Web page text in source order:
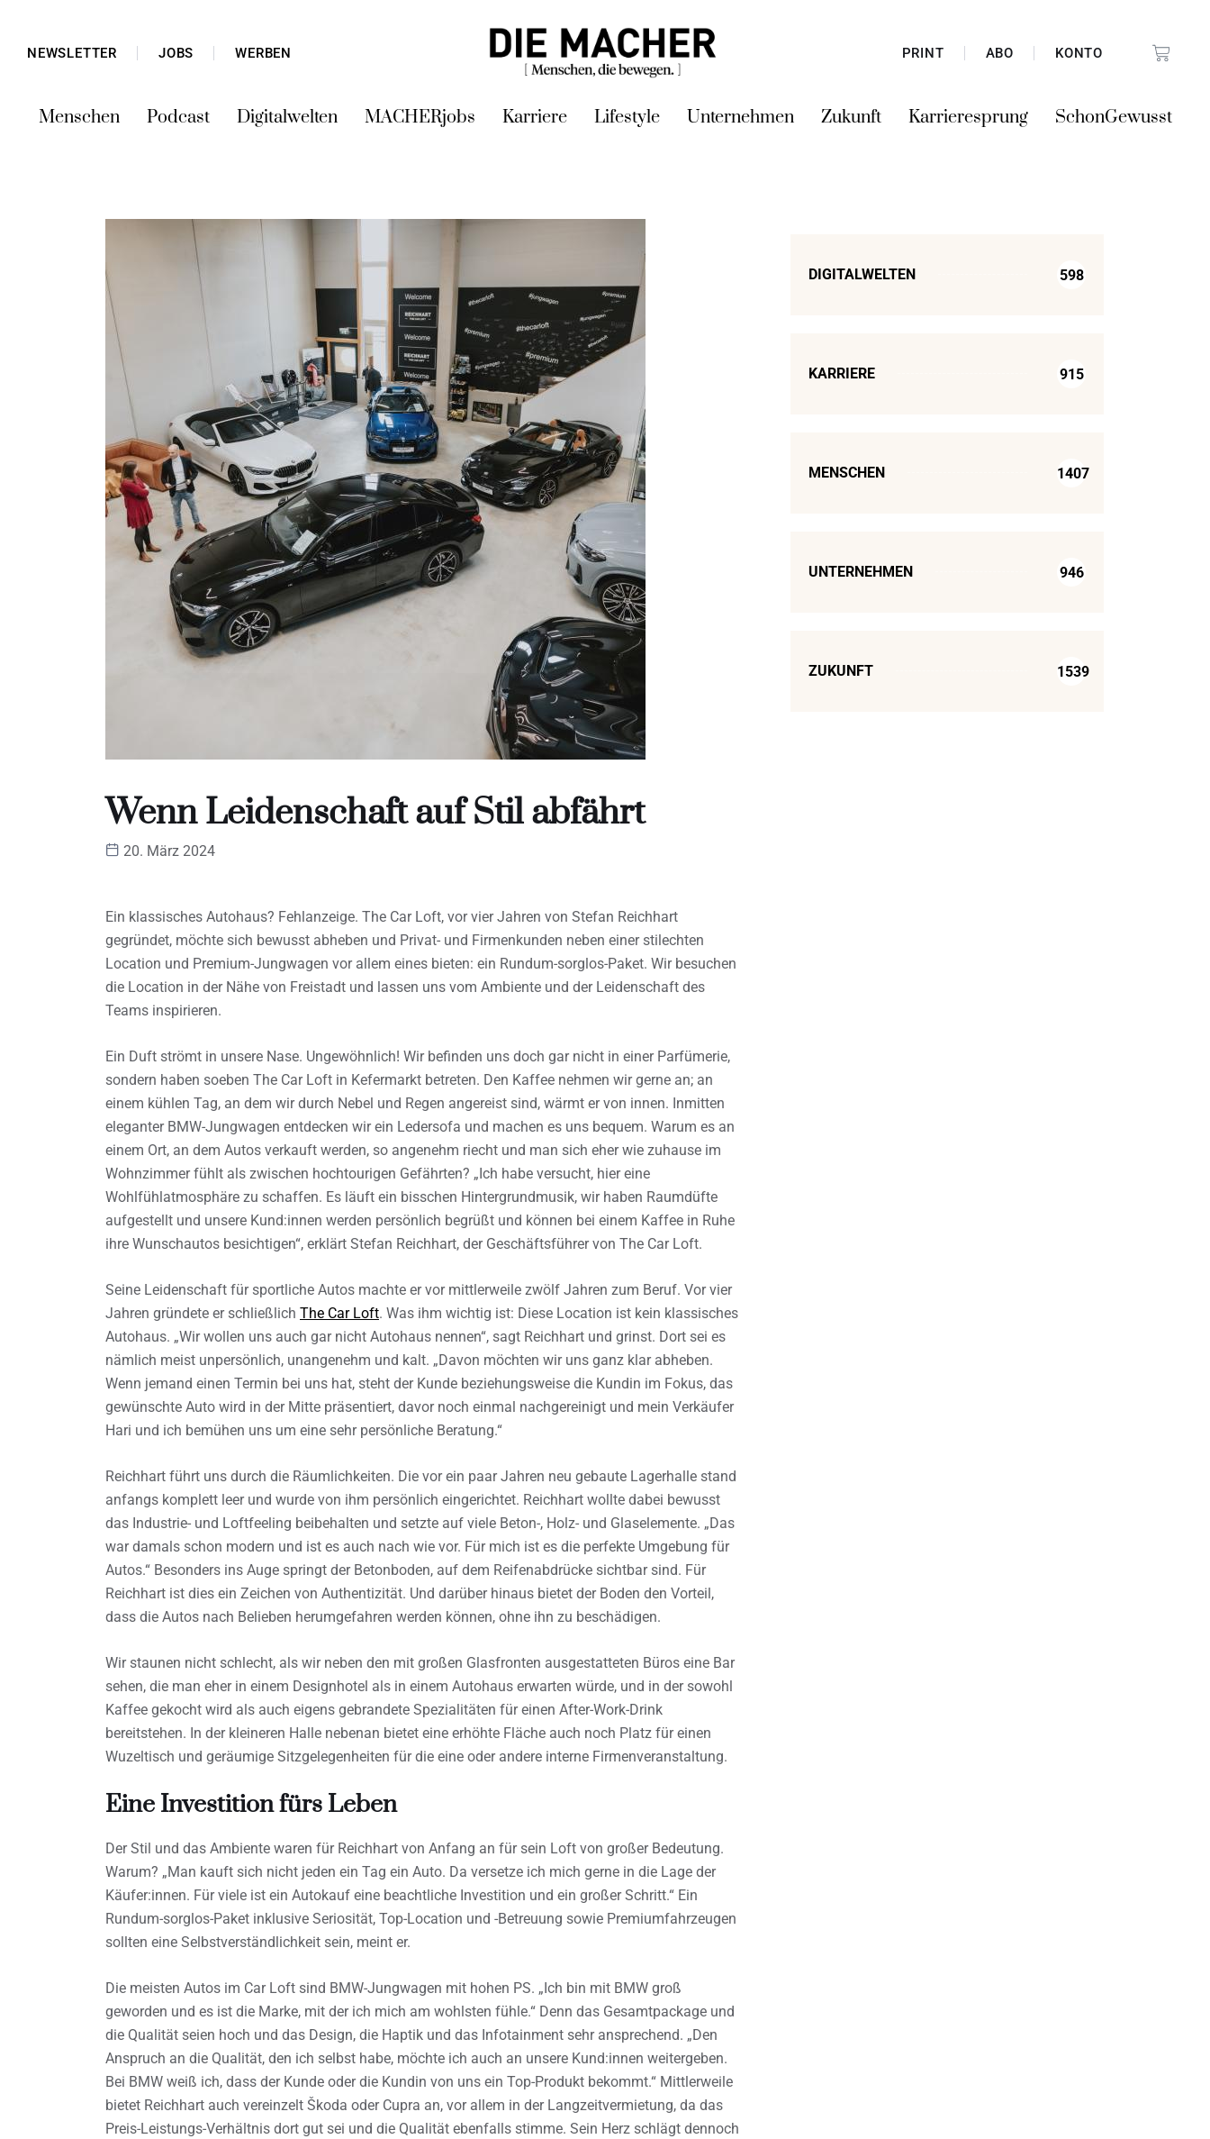
NEWSLETTER JOBS WERBEN PRINT ABO KONTO
Menschen Podcast Digitalwelten MACHERjobs Karriere Lifestyle Unternehmen Zukunft Karrieresprung SchonGewusst
Wenn Leidenschaft auf Stil abfährt
20. März 2024
Ein klassisches Autohaus? Fehlanzeige. The Car Loft, vor vier Jahren von Stefan Reichhart
gegründet, möchte sich bewusst abheben und Privat- und Firmenkunden neben einer stilechten
Location und Premium-Jungwagen vor allem eines bieten: ein Rundum-sorglos-Paket. Wir besuchen
die Location in der Nähe von Freistadt und lassen uns vom Ambiente und der Leidenschaft des
Teams inspirieren.
Ein Duft strömt in unsere Nase. Ungewöhnlich! Wir befinden uns doch gar nicht in einer Parfümerie,
sondern haben soeben The Car Loft in Kefermarkt betreten. Den Kaffee nehmen wir gerne an; an
einem kühlen Tag, an dem wir durch Nebel und Regen angereist sind, wärmt er von innen. Inmitten
eleganter BMW-Jungwagen entdecken wir ein Ledersofa und machen es uns bequem. Warum es an
einem Ort, an dem Autos verkauft werden, so angenehm riecht und man sich eher wie zuhause im
Wohnzimmer fühlt als zwischen hochtourigen Gefährten? „Ich habe versucht, hier eine
Wohlfühlatmosphäre zu schaffen. Es läuft ein bisschen Hintergrundmusik, wir haben Raumdüfte
aufgestellt und unsere Kund:innen werden persönlich begrüßt und können bei einem Kaffee in Ruhe
ihre Wunschautos besichtigen“, erklärt Stefan Reichhart, der Geschäftsführer von The Car Loft.
Seine Leidenschaft für sportliche Autos machte er vor mittlerweile zwölf Jahren zum Beruf. Vor vier
Jahren gründete er schließlich The Car Loft. Was ihm wichtig ist: Diese Location ist kein klassisches
Autohaus. „Wir wollen uns auch gar nicht Autohaus nennen“, sagt Reichhart und grinst. Dort sei es
nämlich meist unpersönlich, unangenehm und kalt. „Davon möchten wir uns ganz klar abheben.
Wenn jemand einen Termin bei uns hat, steht der Kunde beziehungsweise die Kundin im Fokus, das
gewünschte Auto wird in der Mitte präsentiert, davor noch einmal nachgereinigt und mein Verkäufer
Hari und ich bemühen uns um eine sehr persönliche Beratung.“
Reichhart führt uns durch die Räumlichkeiten. Die vor ein paar Jahren neu gebaute Lagerhalle stand
anfangs komplett leer und wurde von ihm persönlich eingerichtet. Reichhart wollte dabei bewusst
das Industrie- und Loftfeeling beibehalten und setzte auf viele Beton-, Holz- und Glaselemente. „Das
war damals schon modern und ist es auch nach wie vor. Für mich ist es die perfekte Umgebung für
Autos.“ Besonders ins Auge springt der Betonboden, auf dem Reifenabdrücke sichtbar sind. Für
Reichhart ist dies ein Zeichen von Authentizität. Und darüber hinaus bietet der Boden den Vorteil,
dass die Autos nach Belieben herumgefahren werden können, ohne ihn zu beschädigen.
Wir staunen nicht schlecht, als wir neben den mit großen Glasfronten ausgestatteten Büros eine Bar
sehen, die man eher in einem Designhotel als in einem Autohaus erwarten würde, und in der sowohl
Kaffee gekocht wird als auch eigens gebrandete Spezialitäten für einen After-Work-Drink
bereitstehen. In der kleineren Halle nebenan bietet eine erhöhte Fläche auch noch Platz für einen
Wuzeltisch und geräumige Sitzgelegenheiten für die eine oder andere interne Firmenveranstaltung.
Eine Investition fürs Leben
Der Stil und das Ambiente waren für Reichhart von Anfang an für sein Loft von großer Bedeutung.
Warum? „Man kauft sich nicht jeden ein Tag ein Auto. Da versetze ich mich gerne in die Lage der
Käufer:innen. Für viele ist ein Autokauf eine beachtliche Investition und ein großer Schritt.“ Ein
Rundum-sorglos-Paket inklusive Seriosität, Top-Location und -Betreuung sowie Premiumfahrzeugen
sollten eine Selbstverständlichkeit sein, meint er.
Die meisten Autos im Car Loft sind BMW-Jungwagen mit hohen PS. „Ich bin mit BMW groß
geworden und es ist die Marke, mit der ich mich am wohlsten fühle.“ Denn das Gesamtpackage und
die Qualität seien hoch und das Design, die Haptik und das Infotainment sehr ansprechend. „Den
Anspruch an die Qualität, den ich selbst habe, möchte ich auch an unsere Kund:innen weitergeben.
Bei BMW weiß ich, dass der Kunde oder die Kundin von uns ein Top-Produkt bekommt.“ Mittlerweile
bietet Reichhart auch vereinzelt Škoda oder Cupra an, vor allem in der Langzeitvermietung, da das
Preis-Leistungs-Verhältnis dort gut sei und die Qualität ebenfalls stimme. Sein Herz schlägt dennoch
DIGITALWELTEN 598
KARRIERE 915
MENSCHEN 1407
UNTERNEHMEN 946
ZUKUNFT 1539